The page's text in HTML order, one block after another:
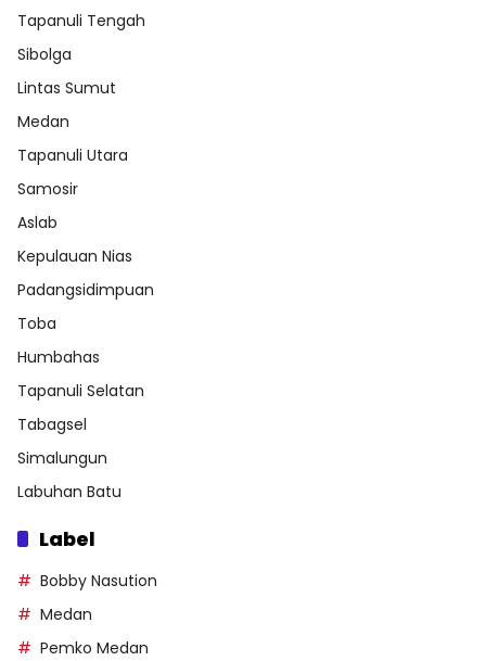
Tapanuli Tengah
Sibolga
Lintas Sumut
Medan
Tapanuli Utara
Samosir
Aslab
Kepulauan Nias
Padangsidimpuan
Toba
Humbahas
Tapanuli Selatan
Tabagsel
Simalungun
Labuhan Batu
Label
Bobby Nasution
Medan
Pemko Medan